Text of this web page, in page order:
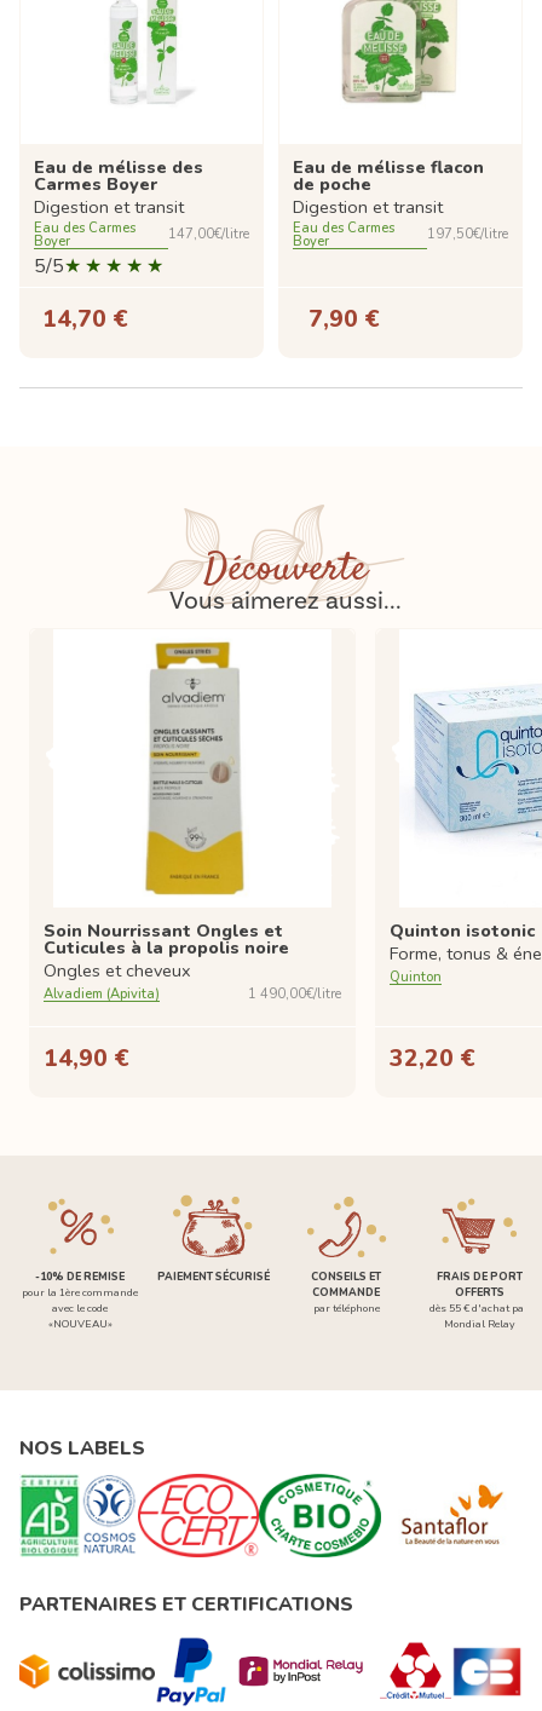
Eau de mélisse des
Carmes Boyer
Digestion et transit
Eau des Carmes
Boyer 147,00€/litre
5/5
14,70 €
Eau de mélisse flacon
de poche
Digestion et transit
Eau des Carmes
Boyer 197,50€/litre
7,90 €
Découverte
Vous aimerez aussi...
Soin Nourrissant Ongles et
Cuticules à la propolis noire
Ongles et cheveux
Alvadiem (Apivita) 1 490,00€/litre
14,90 €
Quinton isotonic
Forme, tonus &
Quinton
32,20 €
-10% DE REMISE
pour la 1ère commande
avec le code
«NOUVEAU»
PAIEMENT SÉCURISÉ
CONSEILS ET
COMMANDE
par téléphone
FRAIS DE PORT
OFFERTS
dès 55 € d'achat par
Mondial Relay
NOS LABELS
PARTENAIRES ET CERTIFICATIONS